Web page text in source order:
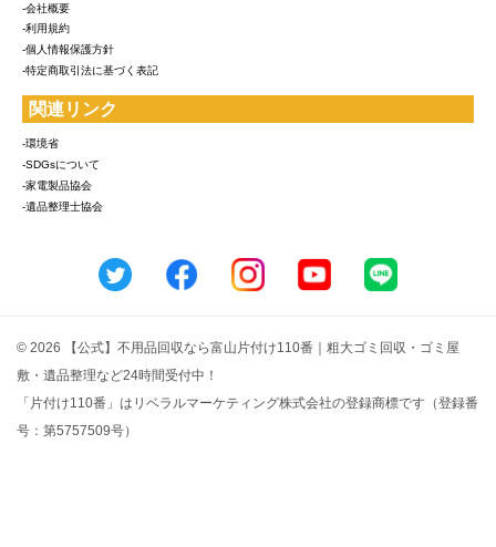
-会社概要
-利用規約
-個人情報保護方針
-特定商取引法に基づく表記
関連リンク
-環境省
-SDGsについて
-家電製品協会
-遺品整理士協会
© 2026 【公式】不用品回収なら富山片付け110番｜粗大ゴミ回収・ゴミ屋
敷・遺品整理など24時間受付中！
「片付け110番」はリベラルマーケティング株式会社の登録商標です（登録番
号：第5757509号）